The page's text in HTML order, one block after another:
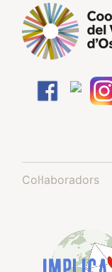
Col·laboradors